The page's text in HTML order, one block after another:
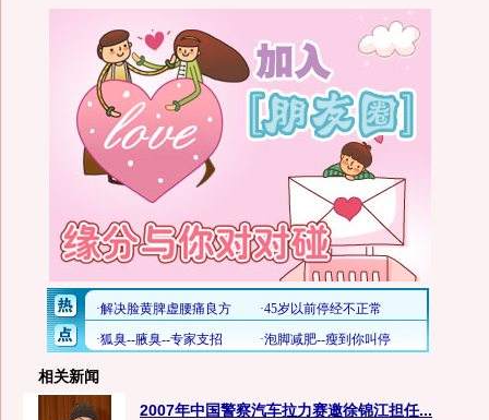
相关新闻
2007年中国警察汽车拉力赛邀徐锦江担任...